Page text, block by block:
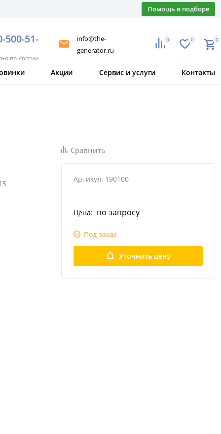
Помощь в подборе
500-51-
по России
info@the-
generator.ru
0 0 0
Акции Сервис и услуги Контакты
Сравнить
Артикул: 190100
Цена: по запросу
Под заказ
Уточнить цену